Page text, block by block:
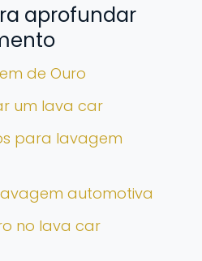
aprofundar
de Ouro
um lava car
para lavagem
automotiva
no lava car